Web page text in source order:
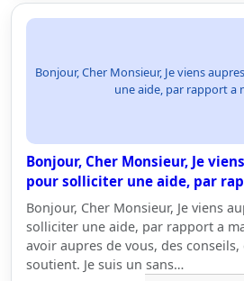
Bonjour, Cher Monsieur, Je viens
une aide, par rapport a
Bonjour, Cher Monsieur, Je
pour solliciter une aide, par
Bonjour, Cher Monsieur, Je viens
solliciter une aide, par rapport a
avoir aupres de vous, des
soutient. Je suis un sans…